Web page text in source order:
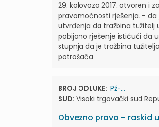
29. kolovoza 2017. otvoren i
pravomoćnosti rješenja, - da
utvrđenja da tražbina tužitelj
pobijano rješenje ističući da
stupnja da je tražbina
potrošača
BROJ ODLUKE: Pž-...
SUD: Visoki trgovački sud
Obvezno pravo – raskid